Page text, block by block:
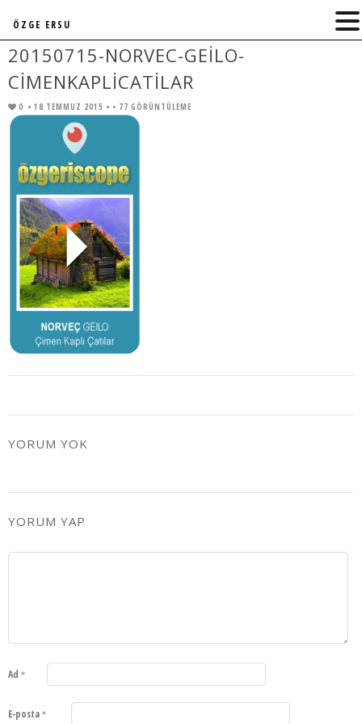
20150715-NORVEC-GEILO-
CIMENKAPLICATILAR
0 • 18 TEMMUZ 2015 • • 77 GÖRÜNTÜLEME
YORUM YOK
YORUM YAP
Ad *
E-posta *
ÖZGE ERSU